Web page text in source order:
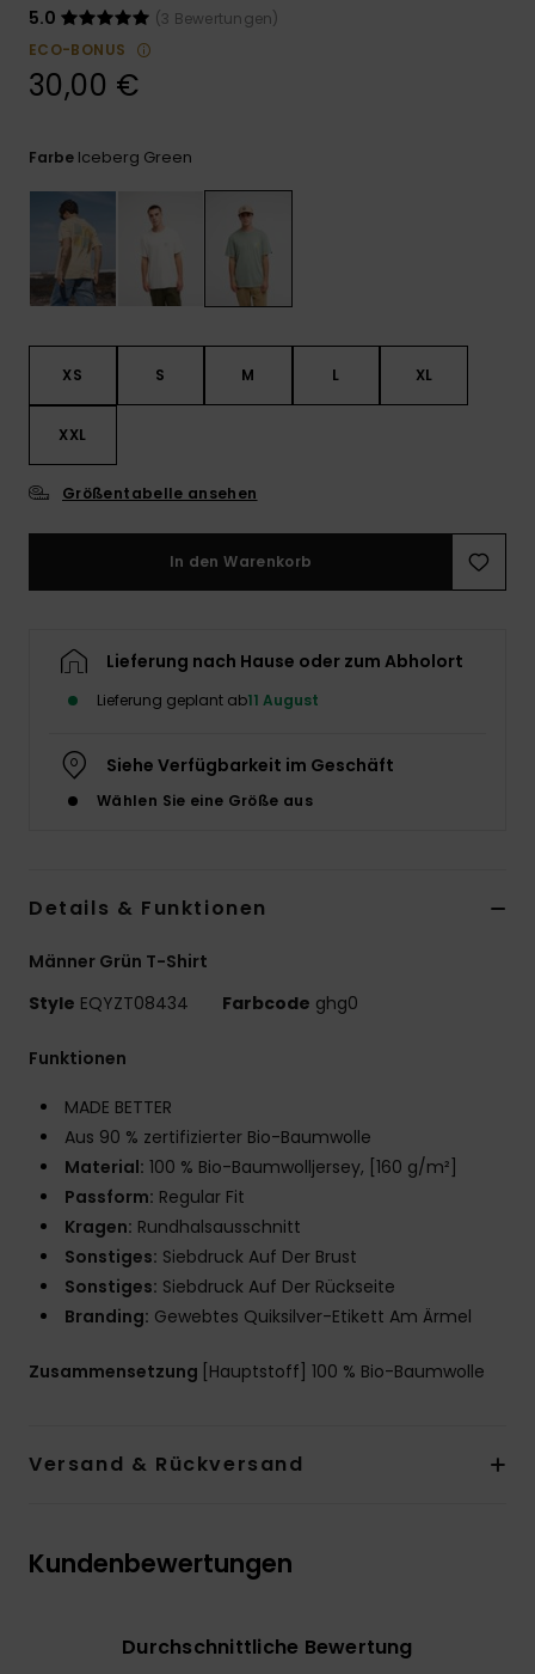
die häufigsten
Fragen sowie
5.0
(3 Bewertungen)
ECO-BONUS
30,00 €
Farbe Iceberg Green
XS S M L XL
XXL
Größentabelle ansehen
In den Warenkorb
Lieferung nach Hause oder zum Abholort
Lieferung geplant ab11 August
Siehe Verfügbarkeit im Geschäft
Wählen Sie eine Größe aus
Details & Funktionen
Männer Grün T-Shirt
Style EQYZT08434 Farbcode ghg0
Funktionen
MADE BETTER
Aus 90 % zertifizierter Bio-Baumwolle
Material: 100 % Bio-Baumwolljersey, [160 g/m²]
Passform: Regular Fit
Kragen: Rundhalsausschnitt
Sonstiges: Siebdruck Auf Der Brust
Sonstiges: Siebdruck Auf Der Rückseite
Branding: Gewebtes Quiksilver-Etikett Am Ärmel
Zusammensetzung [Hauptstoff] 100 % Bio-Baumwolle
Versand & Rückversand
Kundenbewertungen
Durchschnittliche Bewertung